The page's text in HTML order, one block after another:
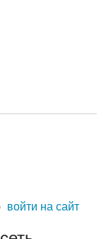
войти на сайт